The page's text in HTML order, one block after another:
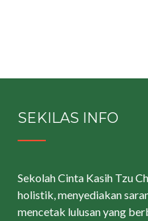
SEKILAS INFO
Sekolah Cinta Kasih Tzu
holistik, menyediakan
mencetak lulusan yang